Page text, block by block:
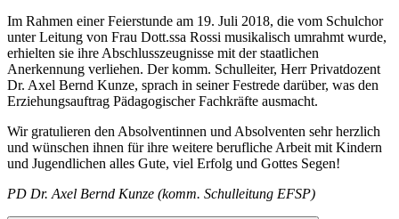
Im Rahmen einer Feierstunde am 19. Juli 2018, die vom Schulchor
unter Leitung von Frau Dott.ssa Rossi musikalisch umrahmt wurde,
erhielten sie ihre Abschlusszeugnisse mit der staatlichen
Anerkennung verliehen. Der komm. Schulleiter, Herr Privatdozent
Dr. Axel Bernd Kunze, sprach in seiner Festrede darüber, was den
Erziehungsauftrag Pädagogischer Fachkräfte ausmacht.
Wir gratulieren den Absolventinnen und Absolventen sehr herzlich
und wünschen ihnen für ihre weitere berufliche Arbeit mit Kindern
und Jugendlichen alles Gute, viel Erfolg und Gottes Segen!
PD Dr. Axel Bernd Kunze (komm. Schulleitung EFSP)